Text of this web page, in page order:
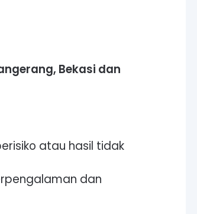
Bekasi dan
atau hasil tidak
dan